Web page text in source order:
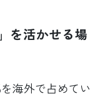
を活かせる場
海外で占めてい